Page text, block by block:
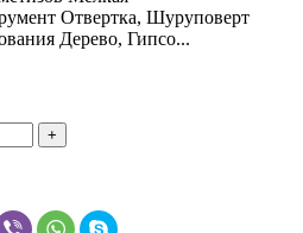
Отвертка, Шуруповерт
Дерево, Гипсо...
+